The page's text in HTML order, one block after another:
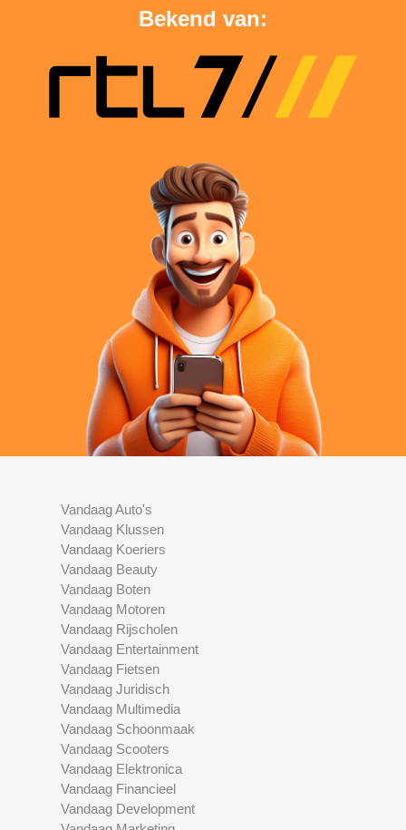
Bekend van:
Vandaag Auto's
Vandaag Klussen
Vandaag Koeriers
Vandaag Beauty
Vandaag Boten
Vandaag Motoren
Vandaag Rijscholen
Vandaag Entertainment
Vandaag Fietsen
Vandaag Juridisch
Vandaag Multimedia
Vandaag Schoonmaak
Vandaag Scooters
Vandaag Elektronica
Vandaag Financieel
Vandaag Development